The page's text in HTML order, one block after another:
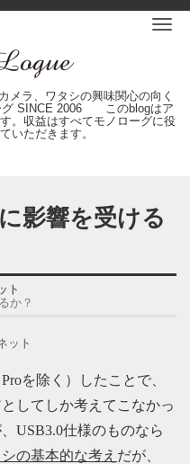
メラ、ワタシの興味関心の向く
グ SINCE 2006 このblogはア
。収益はすべてモノローグに役
いただきます。
影響を受ける
ト
か？
ット
を除く）したことで、
してしか考えてこなかっ
USB3.0仕様のものなら
の基本的な考え だが、